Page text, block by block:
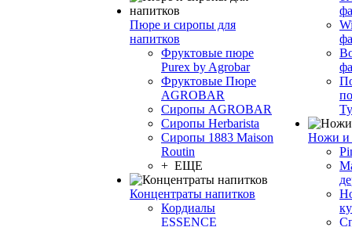
Пюре и сиропы для
напитков
Фруктовые пюре
Purex by Agrobar
Фруктовые Пюре
AGROBAR
Сиропы AGROBAR
Сиропы Herbarista
Сиропы 1883 Maison
Routin
+ ЕЩЕ
Концентраты напитков
Кордиалы
ESSENCE
Ножи и